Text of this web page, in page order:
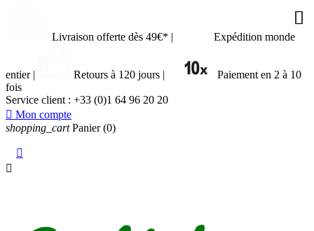
Livraison offerte dès 49€* | Expédition monde
entier | Retours à 120 jours |
Paiement en 2 à 10
fois
Service client : +33 (0)1 64 96 20 20
 Mon compte
shopping_cart Panier (0)






